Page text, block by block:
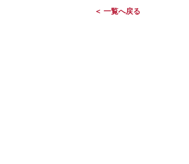
＜ 一覧へ戻る